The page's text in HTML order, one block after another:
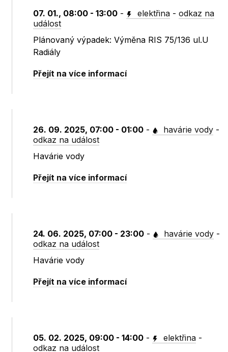
07. 01., 08:00 - 13:00 - elektřina -odkaz na
událost
Plánovaný výpadek: Výměna RIS 75/136 ul.U
Radiály
Přejít na více informací
26. 09. 2025, 07:00 - 01:00 - havárie vody -
odkaz na událost
Havárie vody
Přejít na více informací
24. 06. 2025, 07:00 - 23:00 - havárie vody -
odkaz na událost
Havárie vody
Přejít na více informací
05. 02. 2025, 09:00 - 14:00 - elektřina -
odkaz na událost